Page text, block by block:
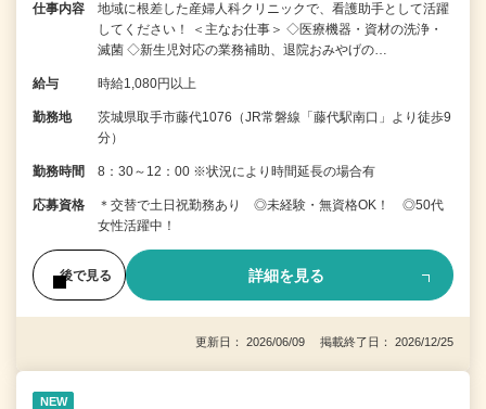
仕事内容
地域に根差した産婦人科クリニックで、看護助手として活躍
してください！ ＜主なお仕事＞ ◇医療機器・資材の洗浄・
滅菌 ◇新生児対応の業務補助、退院おみやげの…
給与 時給1,080円以上
勤務地
茨城県取手市藤代1076（JR常磐線「藤代駅南口」より徒歩9
分）
勤務時間 8：30～12：00 ※状況により時間延長の場合有
応募資格
＊交替で土日祝勤務あり ◎未経験・無資格OK！ ◎50代
女性活躍中！
後で見る 詳細を見る
更新日： 2026/06/09 掲載終了日： 2026/12/25
NEW